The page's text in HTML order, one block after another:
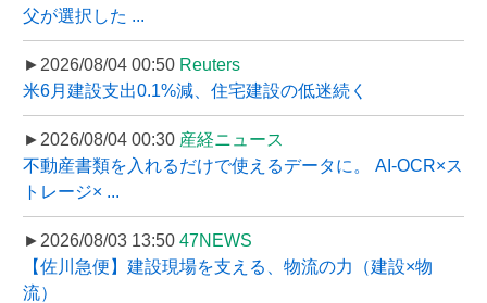
父が選択した ...
►2026/08/04 00:50 Reuters
米6月建設支出0.1%減、住宅建設の低迷続く
►2026/08/04 00:30 産経ニュース
不動産書類を入れるだけで使えるデータに。 AI-OCR×ス
トレージ× ...
►2026/08/03 13:50 47NEWS
【佐川急便】建設現場を支える、物流の力（建設×物
流）